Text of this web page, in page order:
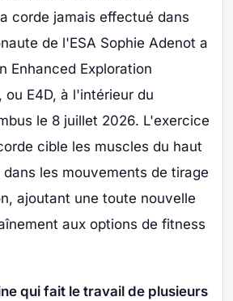
corde jamais effectué dans
de l'ESA Sophie Adenot a
Enhanced Exploration
ou E4D, à l'intérieur du
le 8 juillet 2026. L'exercice
cible les muscles du haut
les mouvements de tirage
ajoutant une toute nouvelle
aux options de fitness
qui fait le travail de plusieurs